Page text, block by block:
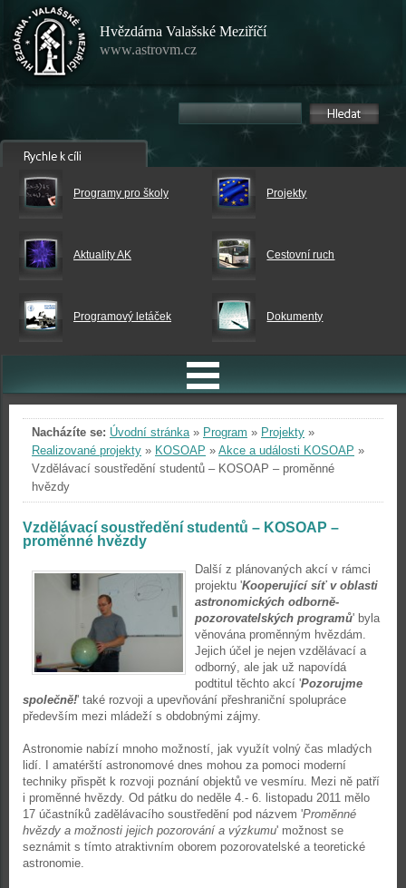
Hvězdárna Valašské Meziříčí
www.astrovm.cz
Programy pro školy Projekty
Aktuality AK Cestovní ruch
Programový letáček Dokumenty
Nacházíte se: Úvodní stránka» Program » Projekty »
Realizované projekty » KOSOAP » Akce a události KOSOAP »
Vzdělávací soustředění studentů – KOSOAP – proměnné
hvězdy
Vzdělávací soustředění studentů – KOSOAP –
proměnné hvězdy
Další z plánovaných akcí v rámci
projektu 'Kooperující síť v oblasti
astronomických odborně-
pozorovatelských programů' byla
věnována proměnným hvězdám.
Jejich účel je nejen vzdělávací a
odborný, ale jak už napovídá
podtitul těchto akcí 'Pozorujme
společně!' také rozvoji a upevňování přeshraniční spolupráce
především mezi mládeží s obdobnými zájmy.
Astronomie nabízí mnoho možností, jak využít volný čas mladých
lidí. I amatérští astronomové dnes mohou za pomoci moderní
techniky přispět k rozvoji poznání objektů ve vesmíru. Mezi ně patří
i proměnné hvězdy. Od pátku do neděle 4.- 6. listopadu 2011 mělo
17 účastníků zadělávacího soustředění pod názvem 'Proměnné
hvězdy a možnosti jejich pozorování a výzkumu' možnost se
seznámit s tímto atraktivním oborem pozorovatelské a teoretické
astronomie.